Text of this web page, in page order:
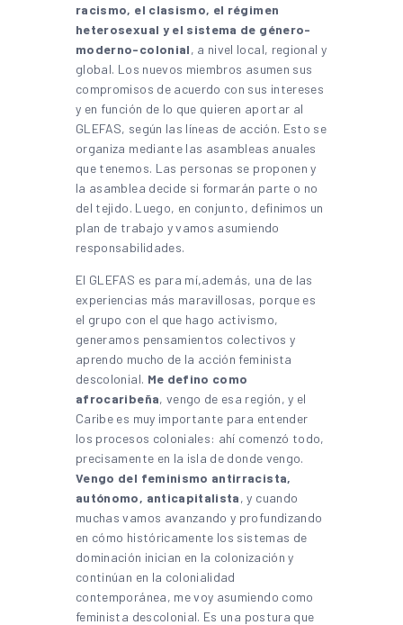
racismo, el clasismo, el régimen
heterosexual y el sistema de género-
moderno-colonial, a nivel local, regional y
global. Los nuevos miembros asumen sus
compromisos de acuerdo con sus intereses
y en función de lo que quieren aportar al
GLEFAS, según las líneas de acción. Esto se
organiza mediante las asambleas anuales
que tenemos. Las personas se proponen y
la asamblea decide si formarán parte o no
del tejido. Luego, en conjunto, definimos un
plan de trabajo y vamos asumiendo
responsabilidades.
El GLEFAS es para mí,además, una de las
experiencias más maravillosas, porque es
el grupo con el que hago activismo,
generamos pensamientos colectivos y
aprendo mucho de la acción feminista
descolonial. Me defino como
afrocaribeña, vengo de esa región, y el
Caribe es muy importante para entender
los procesos coloniales: ahí comenzó todo,
precisamente en la isla de donde vengo.
Vengo del feminismo antirracista,
autónomo, anticapitalista, y cuando
muchas vamos avanzando y profundizando
en cómo históricamente los sistemas de
dominación inician en la colonización y
continúan en la colonialidad
contemporánea, me voy asumiendo como
feminista descolonial. Es una postura que